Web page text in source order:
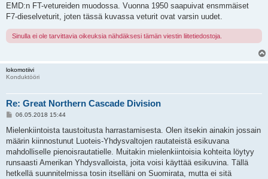
EMD:n FT-vetureiden muodossa. Vuonna 1950 saapuivat ensmmäiset
F7-dieselveturit, joten tässä kuvassa veturit ovat varsin uudet.
Sinulla ei ole tarvittavia oikeuksia nähdäksesi tämän viestin liitetiedostoja.
lokomotiivi
Konduktööri
Re: Great Northern Cascade Division
V
e
t
i
06.05.2018 15:44
Mielenkiintoista taustoitusta harrastamisesta. Olen itsekin ainakin jossain
määrin kiinnostunut Luoteis-Yhdysvaltojen rautateistä esikuvana
mahdolliselle pienoisrautatielle. Muitakin mielenkiintoisia kohteita löytyy
runsaasti Amerikan Yhdysvalloista, joita voisi käyttää esikuvina. Tällä
hetkellä suunnitelmissa tosin itselläni on Suomirata, mutta ei sitä